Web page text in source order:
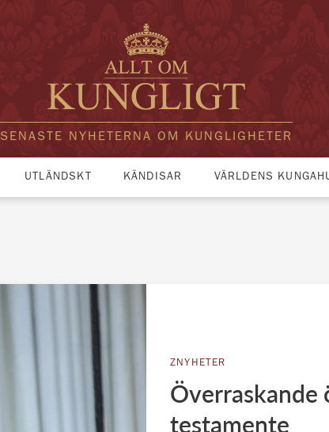
SENASTE NYHETERNA OM KUNGLIGHETER
UTLÄNDSKT KÄNDISAR VÄRLDENS
ZNYHETER
Överraskande
testamente